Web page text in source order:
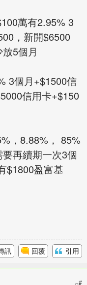
萬有2.95% 3
，新開$6500
5個月
3個月+$1500信
信用卡+$150
，8.88%， 85%
再續期一次3個
$1800盈富基
訊 回覆 引用
#